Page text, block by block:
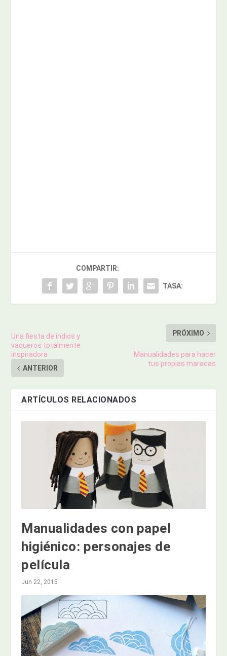
COMPARTIR:
TASA:
Una fiesta de indios y
vaqueros totalmente
inspiradora
ANTERIOR
PRÓXIMO
Manualidades para hacer
tus propias maracas
ARTÍCULOS RELACIONADOS
Manualidades con papel
higiénico: personajes de
película
Jun 22, 2015